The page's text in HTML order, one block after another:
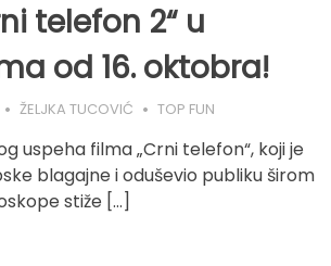
telefon 2“ u
od 16. oktobra!
ŽELJKA TUCOVIĆ TOP FUN
uspeha filma „Crni telefon“, koji je
blagajne i oduševio publiku širom
stiže […]